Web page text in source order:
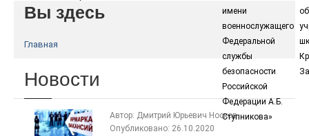
имени
военнослужащего
Федеральной
службы
безопасности
Российской
Федерации А.Б.
Ступникова»
Вы здесь
Главная
Новости
Автор: Дмитрий Юрьевич Носков.
Опубликовано: 26.10.2020